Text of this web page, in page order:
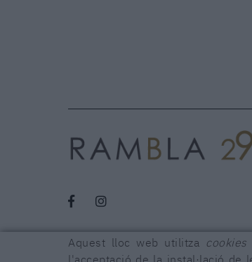
Aquest lloc web utilitza cookies
l'acceptació de la instal·lació